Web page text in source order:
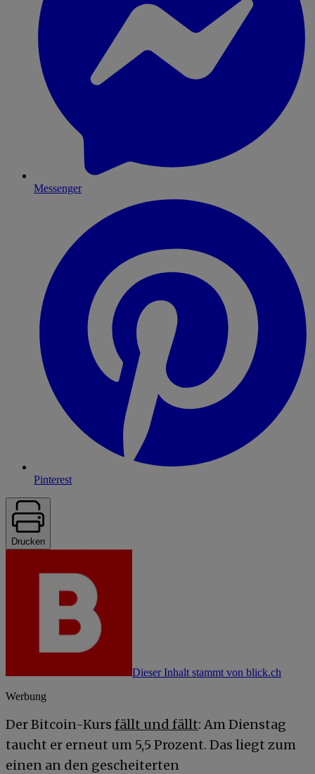
Messenger
Pinterest
Drucken
Dieser Inhalt stammt von blick.ch
Werbung
Der Bitcoin-Kurs fällt und fällt: Am Dienstag
taucht er erneut um 5,5 Prozent. Das liegt zum
einen an den gescheiterten